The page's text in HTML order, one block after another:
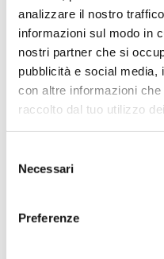
analizzare il nostro
informazioni sul modo in
nostri partner che si
pubblicità e social media,
con altre informazioni
raccolto dal tuo utilizzo
delNecessari
Preferenze
-METODI APPROVATI
INTERNAZIONALI:
stati approvati e
internazionali come:
ISO(International
AOAC(American
OIV(International Wine
(European
ancora